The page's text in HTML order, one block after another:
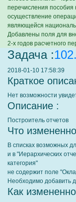
перечисления пособия
осуществление
являющейся
Добавлены поля для
2-х годов расчетного
Задача :
2018-01-10 17:58:39
Краткое
Нет возможности
Описание :
Построитель отчетов
Что
В списках возможных
и в "Иерархических
категория"
не содержит поле
Необходимо добавить
Как